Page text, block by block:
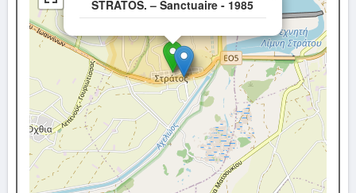
STRATOS. – Sanctuaire - 1985